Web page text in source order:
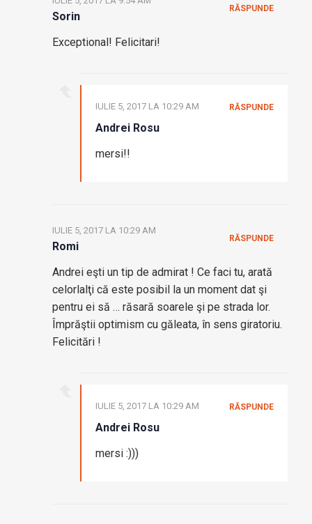
Sorin
Exceptional! Felicitari!
RĂSPUNDE
Andrei Rosu
IULIE 5, 2017 LA 10:29 AM
mersi!!
RĂSPUNDE
Romi
IULIE 5, 2017 LA 10:29 AM
Andrei eşti un tip de admirat ! Ce faci tu, arată
celorlalţi că este posibil la un moment dat şi
pentru ei să … răsară soarele şi pe strada lor.
Împrăştii optimism cu găleata, în sens giratoriu.
Felicitări !
RĂSPUNDE
Andrei Rosu
IULIE 5, 2017 LA 10:29 AM
mersi :)))
RĂSPUNDE